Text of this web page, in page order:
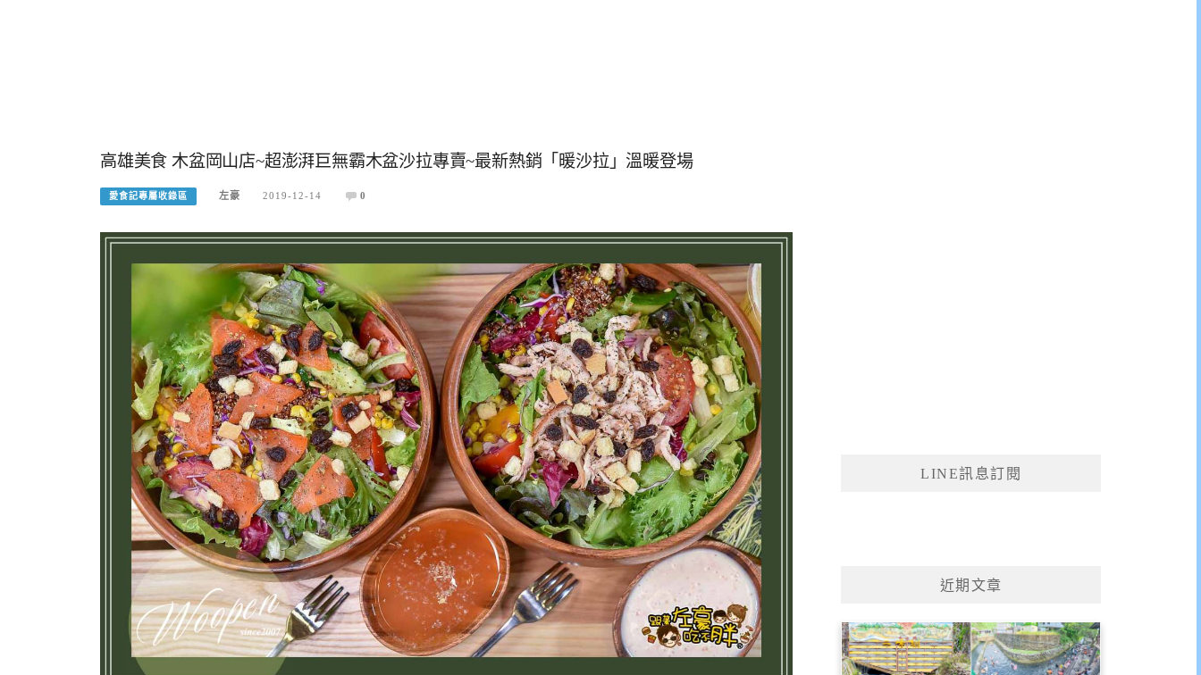
高雄美食 木盆岡山店~超澎湃巨無霸木盆沙拉專賣~最新熱銷「暖沙拉」溫暖登場
愛食記專屬收錄區 左豪 2019-12-14 0
LINE訊息訂閱
近期文章